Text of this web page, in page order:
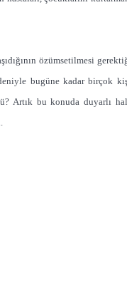
özümsetilmesi
bugüne kadar birçok
Artık bu konuda duyarlı